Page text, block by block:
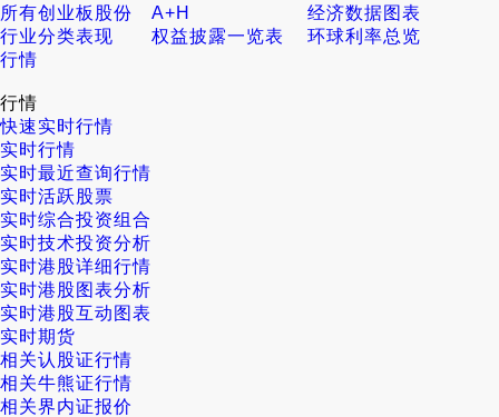
所有创业板股份
A+H
经济数据图表
行业分类表现
权益披露一览表
环球利率总览
行情
行情
快速实时行情
实时行情
实时最近查询行情
实时活跃股票
实时综合投资组合
实时技术投资分析
实时港股详细行情
实时港股图表分析
实时港股互动图表
实时期货
相关认股证行情
相关牛熊证行情
相关界内证报价